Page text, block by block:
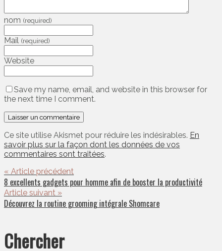
nom (required)
Mail (required)
Website
Save my name, email, and website in this browser for
the next time I comment.
Ce site utilise Akismet pour réduire les indésirables. En
savoir plus sur la façon dont les données de vos
commentaires sont traitées.
« Article précédent
8 excellents gadgets pour homme afin de booster la productivité
Article suivant »
Découvrez la routine grooming intégrale Shomcare
Chercher